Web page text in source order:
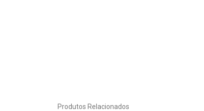
Produtos Relacionados